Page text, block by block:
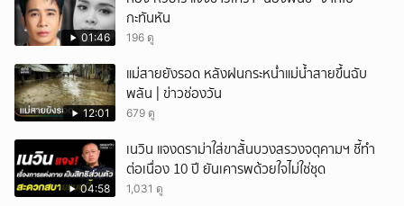
01:46
กะทันหัน
196 ดู
12:01
แม่สายยังรอด หลังฝนกระหน่ำแม่น้ำสายขึ้นฉับ
พลัน | ข่าวช่องวัน
679 ดู
04:58
เนวิน แจงดราม่าใส่ขาสั้นบวงสรวงจตุคามฯ ชี้ทำ
ต่อเนื่อง 10 ปี ยันเคารพด้วยใจไม่ใช่ชุด
1,031 ดู
ยกเลิก